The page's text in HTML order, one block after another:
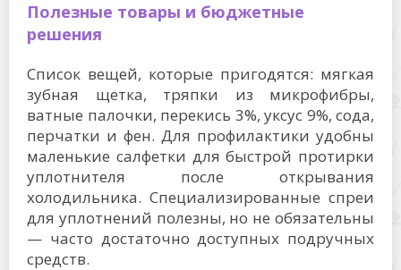
Полезные товары и бюджетные
решения
Список вещей, которые пригодятся: мягкая
зубная щетка, тряпки из микрофибры,
ватные палочки, перекись 3%, уксус 9%, сода,
перчатки и фен. Для профилактики удобны
маленькие салфетки для быстрой протирки
уплотнителя после открывания
холодильника. Специализированные спреи
для уплотнений полезны, но не обязательны
— часто достаточно доступных подручных
средств.